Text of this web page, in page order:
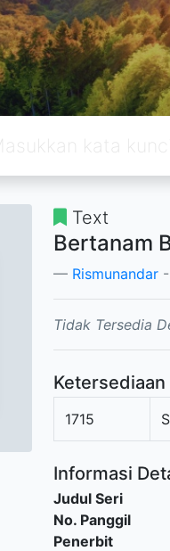
Text
Bertanam
Rismunandar
Tidak Tersedia
Ketersediaan
1715
Informasi
Judul Seri
No. Panggil
Penerbit